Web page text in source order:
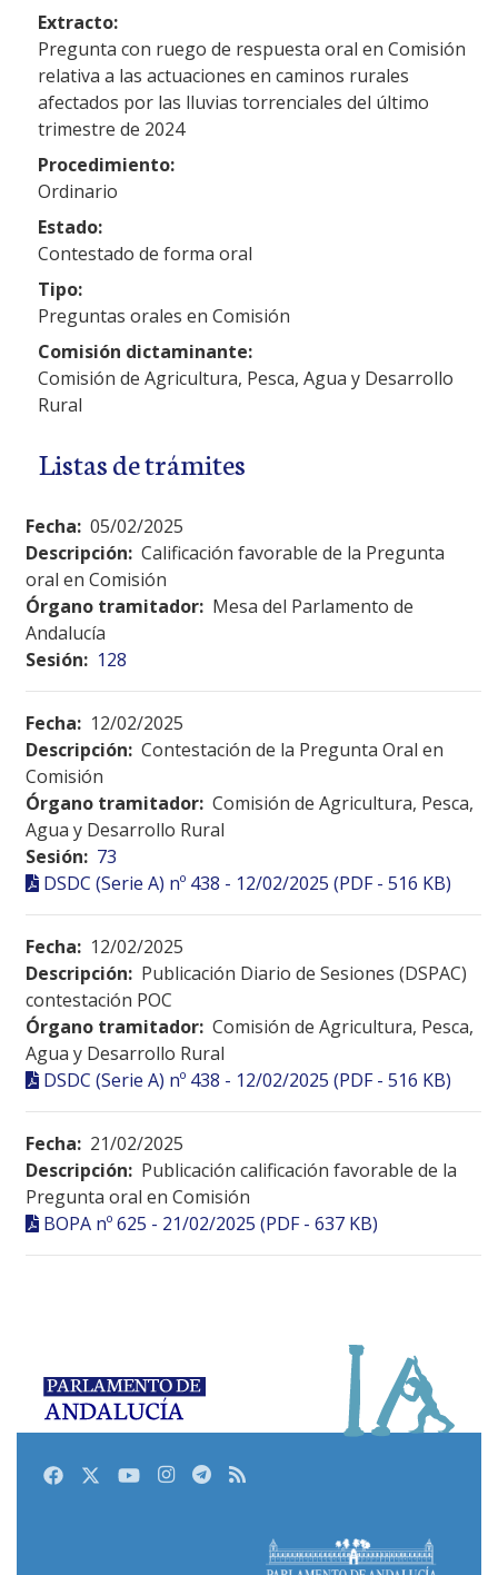
Extracto:
Pregunta con ruego de respuesta oral en Comisión
relativa a las actuaciones en caminos rurales
afectados por las lluvias torrenciales del último
trimestre de 2024
Procedimiento:
Ordinario
Estado:
Contestado de forma oral
Tipo:
Preguntas orales en Comisión
Comisión dictaminante:
Comisión de Agricultura, Pesca, Agua y Desarrollo
Rural
Listas de trámites
Fecha: 05/02/2025
Descripción: Calificación favorable de la Pregunta
oral en Comisión
Órgano tramitador: Mesa del Parlamento de
Andalucía
Sesión: 128
Fecha: 12/02/2025
Descripción: Contestación de la Pregunta Oral en
Comisión
Órgano tramitador: Comisión de Agricultura, Pesca,
Agua y Desarrollo Rural
Sesión: 73
DSDC (Serie A) nº 438 - 12/02/2025 (PDF - 516 KB)
Fecha: 12/02/2025
Descripción: Publicación Diario de Sesiones (DSPAC)
contestación POC
Órgano tramitador: Comisión de Agricultura, Pesca,
Agua y Desarrollo Rural
DSDC (Serie A) nº 438 - 12/02/2025 (PDF - 516 KB)
Fecha: 21/02/2025
Descripción: Publicación calificación favorable de la
Pregunta oral en Comisión
BOPA nº 625 - 21/02/2025 (PDF - 637 KB)
FacebookTwitterYoutubeInstagram
Telegram
RSS